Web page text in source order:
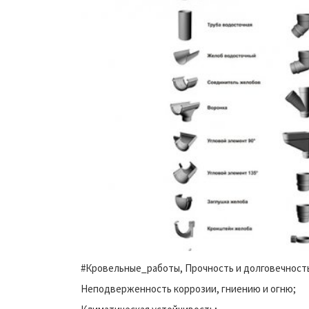
#Кровельные_работы, Прочность и
Неподверженность коррозии, гниению и огню;